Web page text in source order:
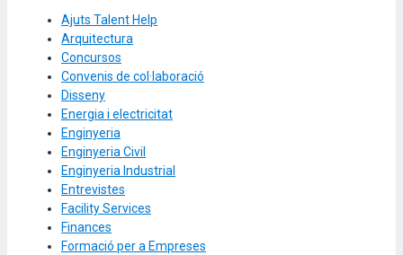
Ajuts Talent Help
Arquitectura
Concursos
Convenis de col·laboració
Disseny
Energia i electricitat
Enginyeria
Enginyeria Civil
Enginyeria Industrial
Entrevistes
Facility Services
Finances
Formació per a Empreses